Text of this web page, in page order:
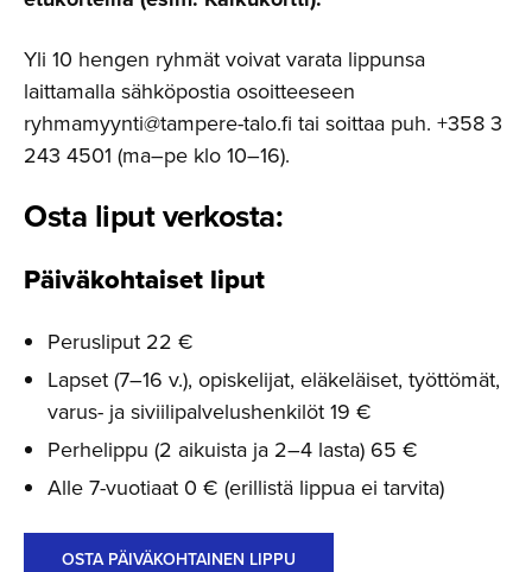
Yli 10 hengen ryhmät voivat varata lippunsa
laittamalla sähköpostia osoitteeseen
ryhmamyynti@tampere-talo.fi tai soittaa puh. +358 3
243 4501 (ma–pe klo 10–16).
Osta liput verkosta:
Päiväkoh­taiset liput
Perusliput 22 €
Lapset (7–16 v.), opiskelijat, eläkeläiset, työttömät,
varus- ja siviilipalvelushenkilöt 19 €
Perhelippu (2 aikuista ja 2–4 lasta) 65 €
Alle 7-vuotiaat 0 € (erillistä lippua ei tarvita)
OSTA PÄIVÄKOHTAINEN LIPPU